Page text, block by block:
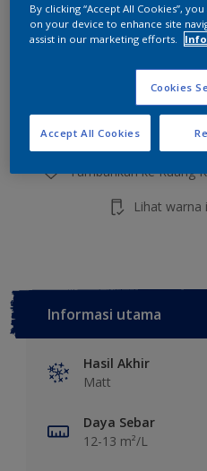
2.5 L
Tambahkan ke Ruang
Lihat warna
Informasi utama
Hasil Akhir
Matt
Daya Sebar
12-13 m²/L
By clicking “Accept All Cookies”,
on your device to enhance site
assist in our marketing efforts.
Info
Cookies
Accept All Cookies